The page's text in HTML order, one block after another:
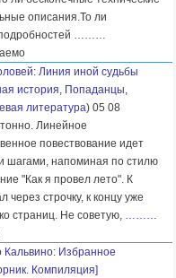
описания.То ли
………
: Линия иной судьбы
история, Попаданцы,
литература) 05 08
Линейное
повествование идет
шагами, напоминая по стилю
"Как я провел лето". К
через строчку, к концу уже
страниц. Не советую, ………
Кальвино: Избранное
Компиляция]